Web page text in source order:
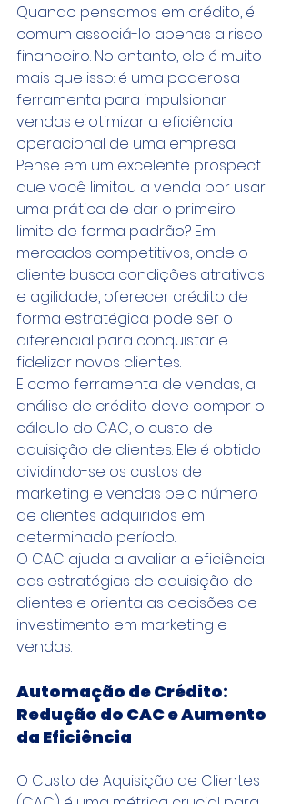
Quando pensamos em crédito, é
comum associá-lo apenas a risco
financeiro. No entanto, ele é muito
mais que isso: é uma poderosa
ferramenta para impulsionar
vendas e otimizar a eficiência
operacional de uma empresa.
Pense em um excelente prospect
que você limitou a venda por usar
uma prática de dar o primeiro
limite de forma padrão? Em
mercados competitivos, onde o
cliente busca condições atrativas
e agilidade, oferecer crédito de
forma estratégica pode ser o
diferencial para conquistar e
fidelizar novos clientes.
E como ferramenta de vendas, a
análise de crédito deve compor o
cálculo do CAC, o custo de
aquisição de clientes. Ele é obtido
dividindo-se os custos de
marketing e vendas pelo número
de clientes adquiridos em
determinado período.
O CAC ajuda a avaliar a eficiência
das estratégias de aquisição de
clientes e orienta as decisões de
investimento em marketing e
vendas.
Automação de Crédito:
Redução do CAC e Aumento
da Eficiência
O Custo de Aquisição de Clientes